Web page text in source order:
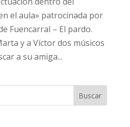
el aula» patrocinada por
Fuencarral – El pardo.
y a Víctor dos músicos
a su amiga...